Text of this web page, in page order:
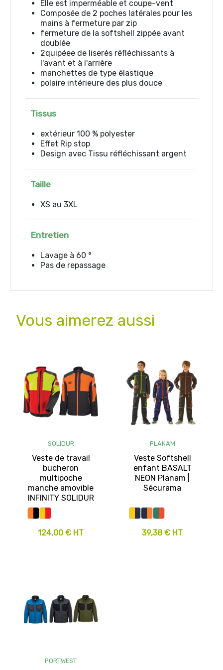
Elle est imperméable et coupe-vent
Composée de 2 poches latérales pour les
mains à fermeture par zip
fermeture de la softshell zippée avant
doublée
2quipéee de liserés réfléchissants à
l'avant et à l'arrière
manchettes de type élastique
polaire intérieure des plus douce
Tissus
extérieur 100 % polyester
Effet Rip stop
Design avec Tissu réfléchissant argent
Taille
XS au 3XL
Entretien
Lavage à 60 °
Pas de repassage
Vous aimerez aussi
SOLIDUR
Veste de travail
bucheron
multipoche
manche amovible
INFINITY SOLIDUR
124,00 € HT
PLANAM
Veste Softshell
enfant BASALT
NEON Planam |
Sécurama
39,38 € HT
PORTWEST